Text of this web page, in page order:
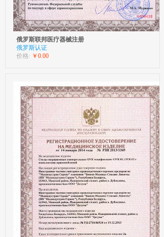
俄罗斯联邦医疗器械注册
俄罗斯认证
价格: ￥0.00